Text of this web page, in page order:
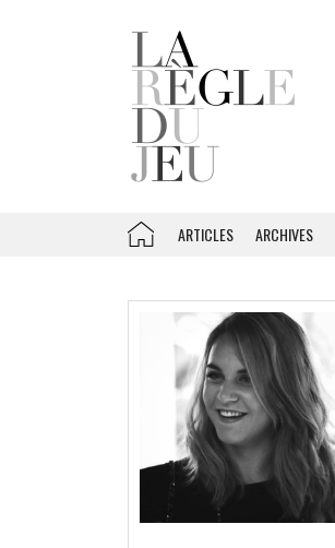
ARTICLES ARCHIVES